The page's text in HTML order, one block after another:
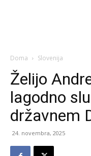
Doma Slovenija
Želijo
lagodno
državnem
24. novembra, 2025